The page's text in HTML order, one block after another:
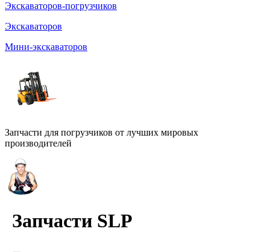
Экскаваторов-погрузчиков
Экскаваторов
Мини-экскаваторов
Запчасти для погрузчиков от лучших мировых
производителей
Запчасти SLP